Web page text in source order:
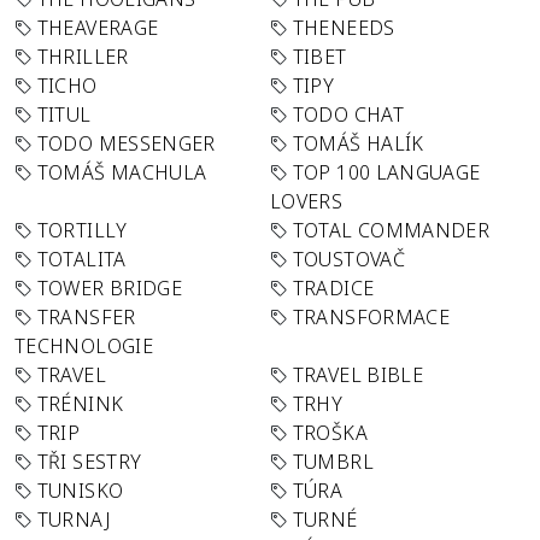
THEAVERAGE
THENEEDS
THRILLER
TIBET
TICHO
TIPY
TITUL
TODO CHAT
TODO MESSENGER
TOMÁŠ HALÍK
TOMÁŠ MACHULA
TOP 100 LANGUAGE
LOVERS
TORTILLY
TOTAL COMMANDER
TOTALITA
TOUSTOVAČ
TOWER BRIDGE
TRADICE
TRANSFER
TECHNOLOGIE
TRANSFORMACE
TRAVEL
TRAVEL BIBLE
TRÉNINK
TRHY
TRIP
TROŠKA
TŘI SESTRY
TUMBRL
TUNISKO
TÚRA
TURNAJ
TURNÉ